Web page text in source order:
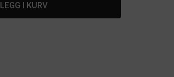
LEGG I KURV